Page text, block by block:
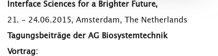
HOCHSCHULE
INTERNATIONAL
BESCHÄFTIGTE
Interface Sciences for a Brighter Future,
21. - 24.06.2015, Amsterdam, The Netherlands
Tagungsbeiträge der AG Biosystemtechnik
Vortrag: